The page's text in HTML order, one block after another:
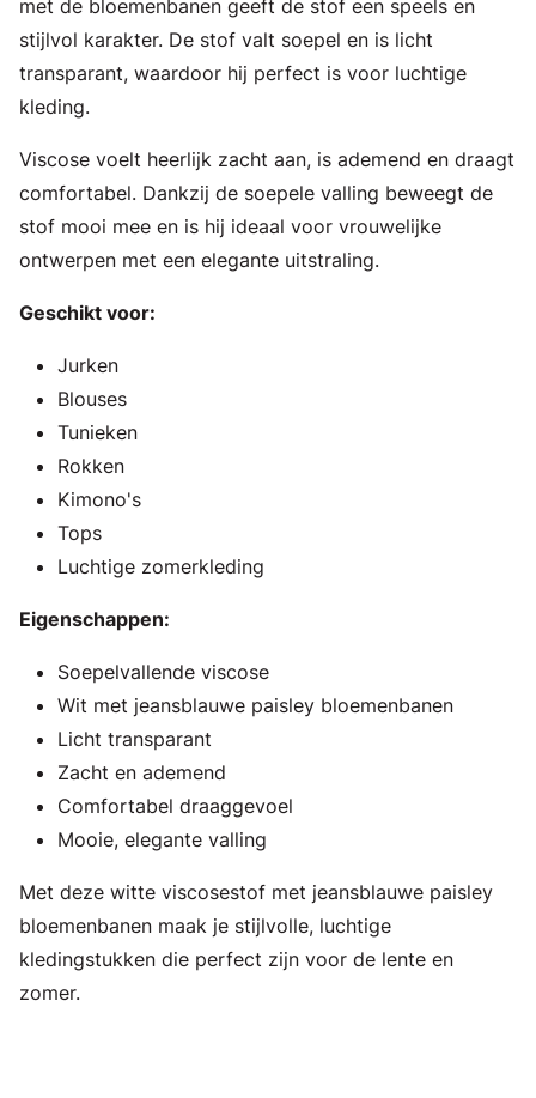
met de bloemenbanen geeft de stof een speels en
stijlvol karakter. De stof valt soepel en is licht
transparant, waardoor hij perfect is voor luchtige
kleding.
Viscose voelt heerlijk zacht aan, is ademend en draagt
comfortabel. Dankzij de soepele valling beweegt de
stof mooi mee en is hij ideaal voor vrouwelijke
ontwerpen met een elegante uitstraling.
Geschikt voor:
Jurken
Blouses
Tunieken
Rokken
Kimono's
Tops
Luchtige zomerkleding
Eigenschappen:
Soepelvallende viscose
Wit met jeansblauwe paisley bloemenbanen
Licht transparant
Zacht en ademend
Comfortabel draaggevoel
Mooie, elegante valling
Met deze witte viscosestof met jeansblauwe paisley
bloemenbanen maak je stijlvolle, luchtige
kledingstukken die perfect zijn voor de lente en
zomer.